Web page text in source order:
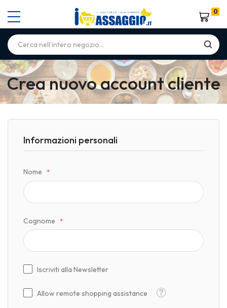
Carrello
0
Crea nuovo account cliente
Informazioni personali
Nome
Cognome
Iscriviti alla Newsletter
Allow remote shopping assistance Tooltip